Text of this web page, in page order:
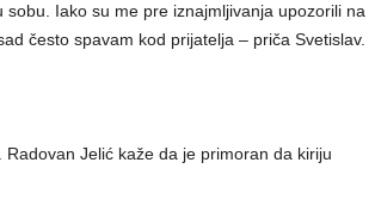
Iako su me pre iznajmljivanja upozorili na
često spavam kod prijatelja – priča Svetislav.
Jelić kaže da je primoran da kiriju